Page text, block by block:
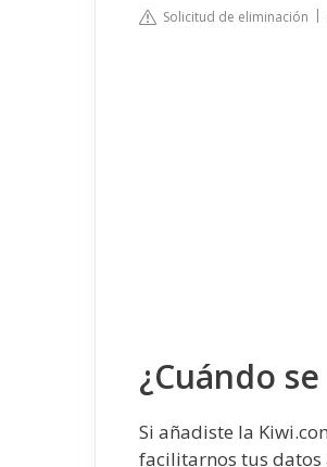
Solicitud de eliminación
¿Cuándo
Si añadiste la
facilitarnos tus datos